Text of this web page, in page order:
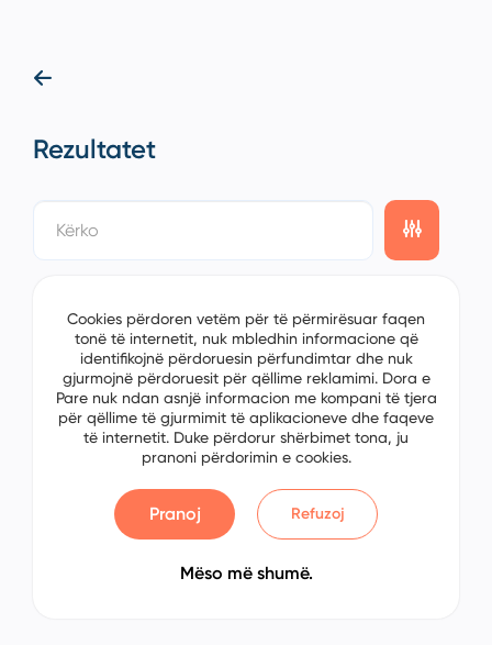
Rezultatet
Cookies përdoren vetëm për të përmirësuar faqen
tonë të internetit, nuk mbledhin informacione që
identifikojnë përdoruesin përfundimtar dhe nuk
gjurmojnë përdoruesit për qëllime reklamimi. Dora e
Pare nuk ndan asnjë informacion me kompani të tjera
për qëllime të gjurmimit të aplikacioneve dhe faqeve
të internetit. Duke përdorur shërbimet tona, ju
pranoni përdorimin e cookies.
Pranoj Refuzoj
Mëso më shumë.